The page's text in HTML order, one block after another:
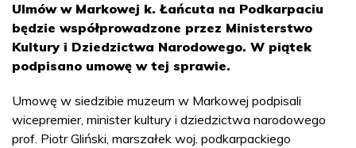
Ulmów w Markowej k. Łańcuta na Podkarpaciu
będzie współprowadzone przez Ministerstwo
Kultury i Dziedzictwa Narodowego. W piątek
podpisano umowę w tej sprawie.
Umowę w siedzibie muzeum w Markowej podpisali
wicepremier, minister kultury i dziedzictwa narodowego
prof. Piotr Gliński, marszałek woj. podkarpackiego